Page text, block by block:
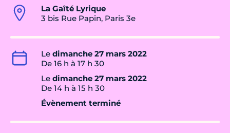
La Gaîté Lyrique
3 bis Rue Papin, Paris 3e
Le dimanche 27 mars 2022
De 16 h à 17 h 30
Le dimanche 27 mars 2022
De 14 h à 15 h 30
Évènement terminé